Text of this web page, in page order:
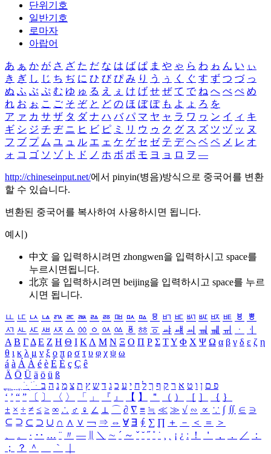
단위기호
일반기호
로마자
아랍어
あ ぁ か が さ ざ た だ な は ば ぱ ま や ゃ ら わ ゎ ん い ぃ
き ぎ し じ ち ぢ に ひ び ぴ み り う ぅ く ぐ す ず つ づ っ
ぬ ふ ぶ ぷ む ゆ ゅ る え ぇ け げ せ ぜ て で ね へ べ ぺ め
れ お ぉ こ ご そ ぞ と ど の ほ ぼ ぽ も よ ょ ろ を
ア ァ カ サ ザ タ ダ ナ ハ バ パ マ ヤ ャ ラ ワ ヮ ン イ ィ キ
ギ シ ジ チ ヂ ニ ヒ ビ ピ ミ リ ウ ゥ ク グ ス ズ ツ ヅ ッ ヌ
フ ブ プ ム ユ ュ ル エ ェ ケ ゲ セ ゼ テ デ ヘ ベ ペ メ レ オ
ォ コ ゴ ソ ゾ ト ド ノ ホ ボ ポ モ ヨ ョ ロ ヲ ―
http://chineseinput.net/에서 pinyin(병음)방식으로 중국어를 변환
할 수 있습니다.
변환된 중국어를 복사하여 사용하시면 됩니다.
예시)
中文 을 입력하시려면 zhongwen을 입력하시고 space를
누르시면됩니다.
北京 을 입력하시려면 beijing을 입력하시고 space를 누르
시면 됩니다.
ㅥ ㅦ ㅧ ㅨ ㅩ ㅪ ㅫ ㅬ ㅭ ㅮ ㅯ ㅰ ㅱ ㅲ ㅳ ㅴ ㅵ ㅶ ㅷ ㅸ
ㅹ
ㅺ ㅻ ㅼ ㅽ ㅾ ㅿ ㆀ ㆁ ㆂ ㆃ ㆄ ㆅ ㆆ ㆇ ㆈ ㆉ ㆊ ㆋ ㆌ ㆍ
ㆎ
Α Β ΓΔ Ε Ζ Η Θ Ι ΚΛ Μ Ν Ξ Ο Π Ρ Σ ΤΥ Φ Χ Ψ Ω α β γ δ ε ζ η
θ ι κ λ μ ν ξ ο π ρ σ τ υ φ χ ψ ω
á à Á À é è É È ç Ç ê
Ä Ö Ü ä ö ü ß
ִֶֹ ֻּ ׁׂ פ ם ן ו ט א ר ק ף ך ל ח י ע כ ג ד ש ץ ת צ מ נ ה ב
‘ ’ “ ” 〔 〕 〈 〉 「 」 『 』 【 】 ＂ （ ） ［ ］ ｛ ｝
± × ÷ ≠ ≤ ≥ ∞ ∴ ♂ ♀ ∠ ⊥ ⌒ ∂ ∇ ≡ ≒ ≪ ≫ √ ∽ ∝ ∵ ∫ ∬ ∈ ∋
⊆ ⊇ ⊂ ⊃ ∪ ∩ ∧ ∨ ￢ ⇒ ⇔ ∀ ∃ ∮ ∑ ∏ ＋ － ＜ ＝
＞
、
。 · ‥ … ¨ 〃 ― ＼ ∼ ´ ～ ˇ ˘ ˝ ˚ ˙ ¸ ¡ ¿ ː ！ ＇ ， ． ／
：
；
？ ＾ ｀